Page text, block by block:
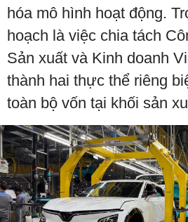
hóa mô hình hoạt động.
hoạch là việc chia tách
Sản xuất và Kinh doanh
thành hai thực thể riêng
toàn bộ vốn tại khối sản